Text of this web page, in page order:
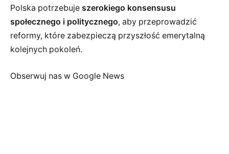
Polska potrzebuje szerokiego konsensusu
społecznego i politycznego, aby przeprowadzić
reformy, które zabezpieczą przyszłość emerytalną
kolejnych pokoleń.
Obserwuj nas w Google News